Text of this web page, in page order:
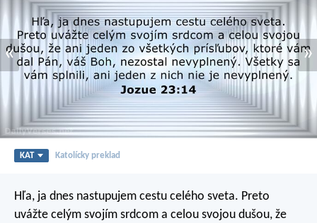
« »
KAT Katolícky preklad
Hľa, ja dnes nastupujem cestu celého sveta. Preto
uvážte celým svojím srdcom a celou svojou dušou, že